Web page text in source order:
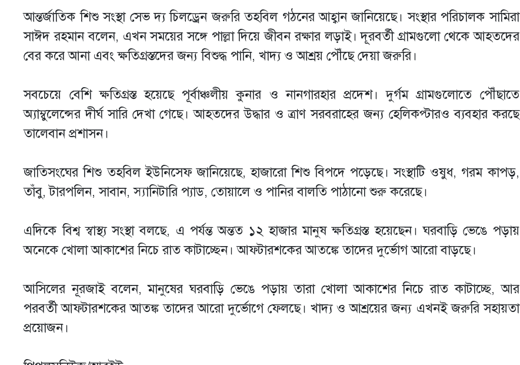
আন্তর্জাতিক শিশু সংস্থা সেভ দ্য চিলড্রেন জরুরি তহবিল গঠনের আহ্বান জানিয়েছে। সংস্থার পরিচালক সামিরা
সাঈদ রহমান বলেন, এখন সময়ের সঙ্গে পাল্লা দিয়ে জীবন রক্ষার লড়াই। দূরবর্তী গ্রামগুলো থেকে আহতদের
বের করে আনা এবং ক্ষতিগ্রস্তদের জন্য বিশুদ্ধ পানি, খাদ্য ও আশ্রয় পৌঁছে দেয়া জরুরি।
সবচেয়ে বেশি ক্ষতিগ্রস্ত হয়েছে পূর্বাঞ্চলীয় কুনার ও নানগারহার প্রদেশ। দুর্গম গ্রামগুলোতে পৌঁছাতে
অ্যাম্বুলেন্সের দীর্ঘ সারি দেখা গেছে। আহতদের উদ্ধার ও ত্রাণ সরবরাহের জন্য হেলিকপ্টারও ব্যবহার করছে
তালেবান প্রশাসন।
জাতিসংঘের শিশু তহবিল ইউনিসেফ জানিয়েছে, হাজারো শিশু বিপদে পড়েছে। সংস্থাটি ওষুধ, গরম কাপড়,
তাঁবু, টারপলিন, সাবান, স্যানিটারি প্যাড, তোয়ালে ও পানির বালতি পাঠানো শুরু করেছে।
এদিকে বিশ্ব স্বাস্থ্য সংস্থা বলছে, এ পর্যন্ত অন্তত ১২ হাজার মানুষ ক্ষতিগ্রস্ত হয়েছেন। ঘরবাড়ি ভেঙে পড়ায়
অনেকে খোলা আকাশের নিচে রাত কাটাচ্ছেন। আফটারশকের আতঙ্কে তাদের দুর্ভোগ আরো বাড়ছে।
আসিলের নূরজাই বলেন, মানুষের ঘরবাড়ি ভেঙে পড়ায় তারা খোলা আকাশের নিচে রাত কাটাচ্ছে, আর
পরবর্তী আফটারশকের আতঙ্ক তাদের আরো দুর্ভোগে ফেলছে। খাদ্য ও আশ্রয়ের জন্য এখনই জরুরি সহায়তা
প্রয়োজন।